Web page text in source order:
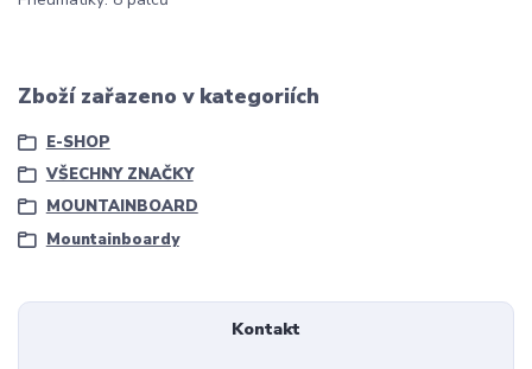
Zboží zařazeno v kategoriích
E-SHOP
VŠECHNY ZNAČKY
MOUNTAINBOARD
Mountainboardy
Kontakt